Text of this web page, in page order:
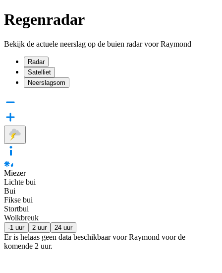
Regenradar
Bekijk de actuele neerslag op de buien radar voor Raymond
Radar
Satelliet
Neerslagsom
Miezer
Lichte bui
Bui
Fikse bui
Stortbui
Wolkbreuk
-1 uur 2 uur 24 uur
Er is helaas geen data beschikbaar voor Raymond voor de
komende 2 uur.